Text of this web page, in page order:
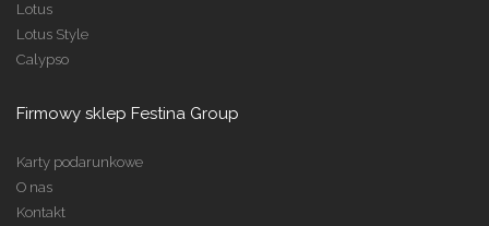
Lotus
Lotus Style
Calypso
Firmowy sklep Festina Group
Karty podarunkowe
O nas
Kontakt